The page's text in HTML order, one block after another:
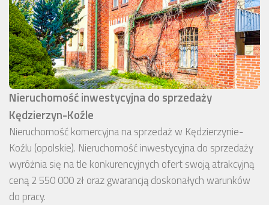
Nieruchomość inwestycyjna do sprzedaży
Kędzierzyn-Koźle
Nieruchomość komercyjna na sprzedaż w Kędzierzynie-
Koźlu (opolskie). Nieruchomość inwestycyjna do sprzedaży
wyróżnia się na tle konkurencyjnych ofert swoją atrakcyjną
ceną 2 550 000 zł oraz gwarancją doskonałych warunków
do pracy.